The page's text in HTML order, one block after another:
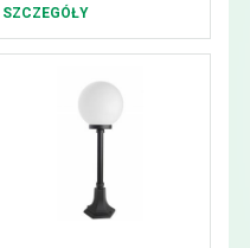
SZCZEGÓŁY